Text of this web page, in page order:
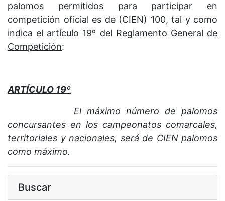
palomos permitidos para participar en
competición oficial es de (CIEN) 100, tal y como
indica el artículo 19º del Reglamento General de
Competición:
ARTÍCULO 19º
El máximo número de palomos
concursantes en los campeonatos comarcales,
territoriales y nacionales, será de CIEN palomos
como máximo.
Buscar